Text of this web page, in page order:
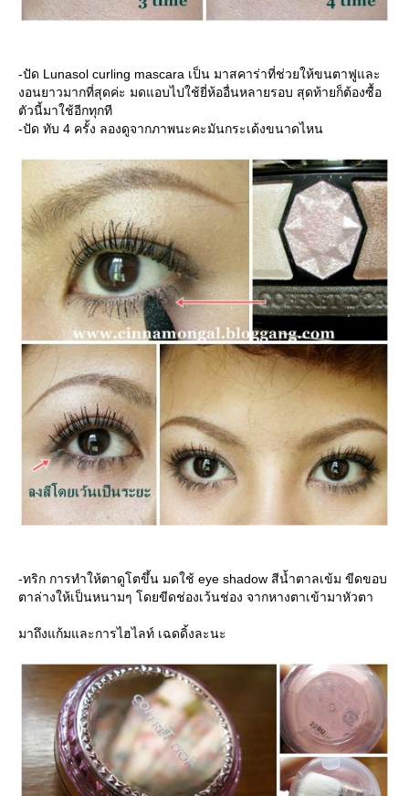
-ปัด Lunasol curling mascara เป็น มาสคาร่าที่ช่วยให้ขนตาฟูและ
งอนยาวมากที่สุดค่ะ มดแอบไปใช้ยี่ห้ออื่นหลายรอบ สุดท้ายก็ต้องซื้อ
ตัวนี้มาใช้อีกทุกที
-ปัด ทับ 4 ครั้ง ลองดูจากภาพนะคะมันกระเด้งขนาดไหน
-ทริก การทำให้ตาดูโตขึ้น มดใช้ eye shadow สีน้ำตาลเข้ม ขีดขอบ
ตาล่างให้เป็นหนามๆ โดยขีดช่องเว้นช่อง จากหางตาเข้ามาหัวตา
มาถึงแก้มและการไฮไลท์ เฉดดิ้งละนะ